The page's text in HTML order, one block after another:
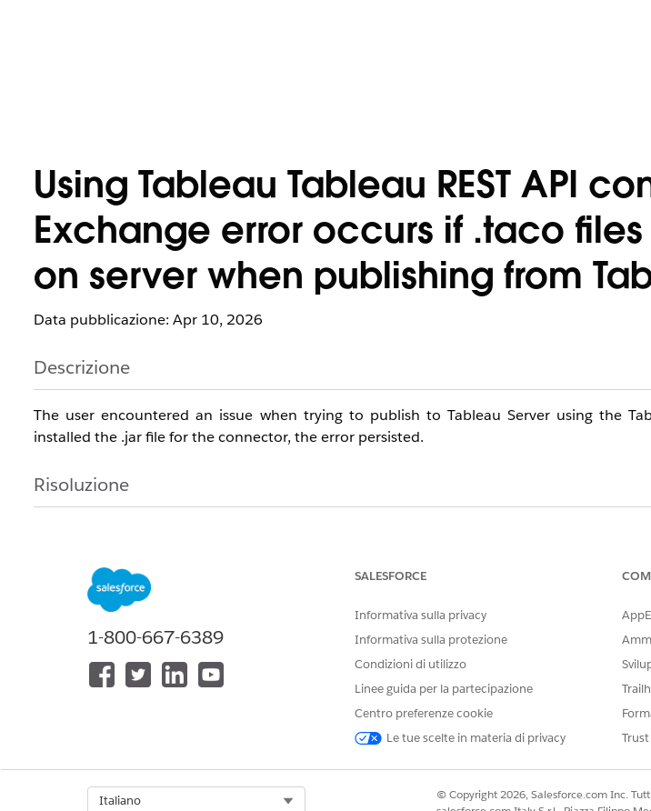
Using Tableau Tableau REST API
Exchange error occurs if .taco
on server when publishing from
Data pubblicazione: Apr 10, 2026
Descrizione
The user encountered an issue when trying to publish to Tableau Server using the
installed the .jar file for the connector, the error persisted.
Risoluzione
page. 4. Install the .taco file on all required nodes and folders as per documentation. 5.
command. 6. Verify that the original error regarding the REST API connector is resolved.
Numero articolo Knowledge
005318400
1-800-667-6389
SALESFORCE
Informativa sulla privacy
Informativa sulla protezione
Condizioni di utilizzo
Linee guida per la partecipazione
Centro preferenze cookie
Le tue scelte in materia di privacy
Trust
Italiano
© Copyright 2026, Salesforce.com Inc.